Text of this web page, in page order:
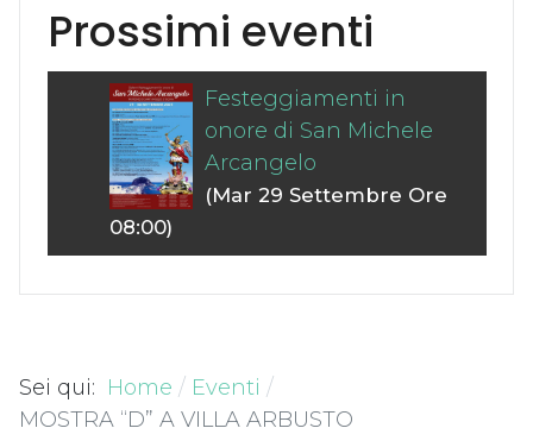
Prossimi eventi
Festeggiamenti in
onore di San Michele
Arcangelo
(Mar 29 Settembre Ore
08:00)
Sei qui: Home
Eventi
MOSTRA “D” A VILLA ARBUSTO